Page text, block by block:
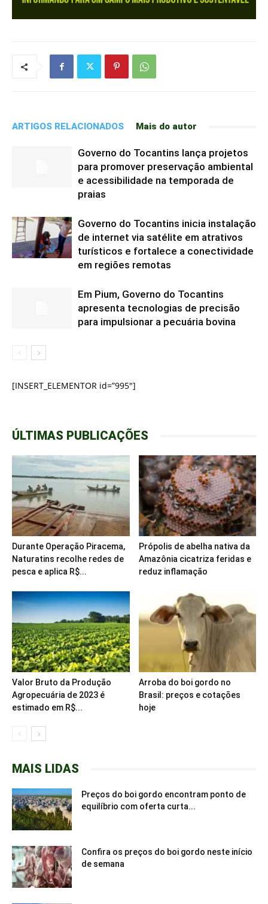
ARTIGOS RELACIONADOS Mais do autor
Governo do Tocantins lança projetos
para promover preservação ambiental
e acessibilidade na temporada de
praias
Governo do Tocantins inicia instalação
de internet via satélite em atrativos
turísticos e fortalece a conectividade
em regiões remotas
Em Pium, Governo do Tocantins
apresenta tecnologias de precisão
para impulsionar a pecuária bovina
[INSERT_ELEMENTOR id=”995″]
ÚLTIMAS PUBLICAÇÕES
Durante Operação Piracema,
Naturatins recolhe redes de
pesca e aplica R$...
Própolis de abelha nativa da
Amazônia cicatriza feridas e
reduz inflamação
Valor Bruto da Produção
Agropecuária de 2023 é
estimado em R$...
Arroba do boi gordo no
Brasil: preços e cotações
hoje
MAIS LIDAS
Preços do boi gordo encontram ponto de
equilíbrio com oferta curta...
Confira os preços do boi gordo neste início
de semana